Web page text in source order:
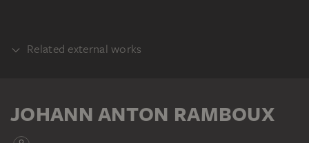
Related external works
Klugheit, 1406, Mosaik. Cattedrale di
JOHANN ANTON RAMBOUX